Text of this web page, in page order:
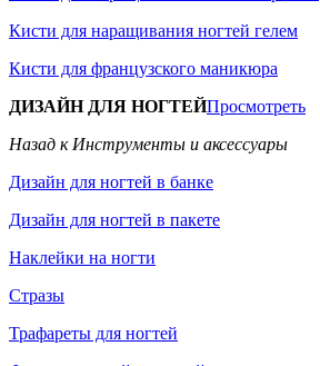
Кисти для наращивания ногтей гелем
Кисти для французского маникюра
ДИЗАЙН ДЛЯ НОГТЕЙПросмотреть
Назад к Инструменты и аксессуары
Дизайн для ногтей в банке
Дизайн для ногтей в пакете
Наклейки на ногти
Стразы
Трафареты для ногтей